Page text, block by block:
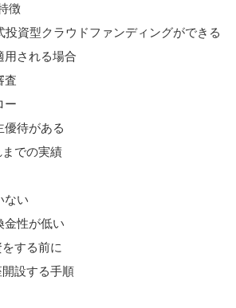
徴
投資型クラウドファンディングができる
用される場合
査
ー
優待がある
での実績
ない
金性が低い
する前に
設する手順